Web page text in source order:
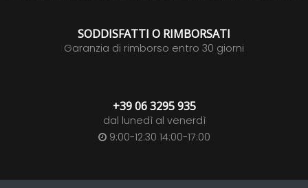
SODDISFATTI O RIMBORSATI
Garanzia di rimborso entro 30 giorni
+39 06 3295 935
dal lunedì al venerdì
9:00-12:30 14:00-17:00